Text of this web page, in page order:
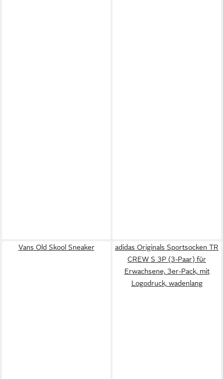
Vans Old Skool Sneaker
adidas Originals Sportsocken TR
CREW S 3P (3-Paar) für
Erwachsene, 3er-Pack, mit
Logodruck, wadenlang